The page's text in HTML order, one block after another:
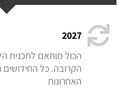
2027
הכול מותאם לתכנית
הקרובה. כל החידושים
האחרונות